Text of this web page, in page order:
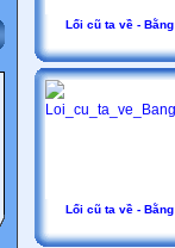
Lối cũ ta về -
Lối cũ ta về -